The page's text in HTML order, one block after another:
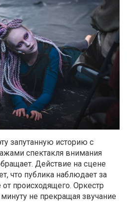
запутанную историю с
спектакля внимания
Действие на сцене
что публика наблюдает за
происходящего. Оркестр
не прекращая звучание